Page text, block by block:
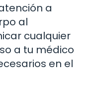
a
al
cualquier
a tu médico
en el